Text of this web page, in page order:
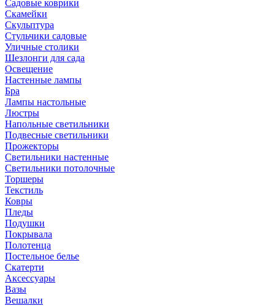
Садовые коврики
Скамейки
Скульптура
Стульчики садовые
Уличные столики
Шезлонги для сада
Освещение
Hастенные лампы
Бра
Лампы настольные
Люстры
Напольные светильники
Подвесные светильники
Прожекторы
Светильники настенные
Светильники потолочные
Торшеры
Текстиль
Ковры
Пледы
Подушки
Покрывала
Полотенца
Постельное белье
Скатерти
Аксессуары
Вазы
Вешалки